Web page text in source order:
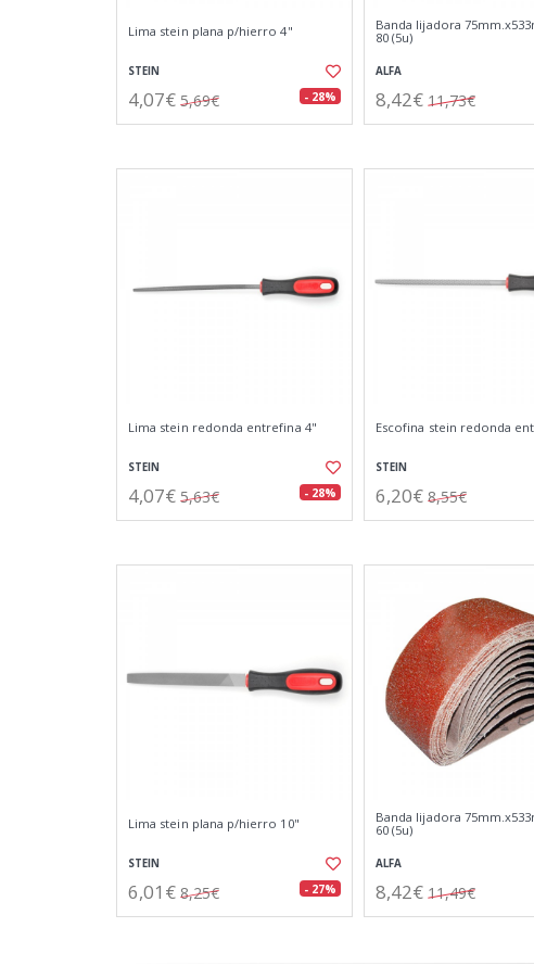
Lima stein plana p/hierro 4"
STEIN
4,07€ 5,69€ - 28%
Banda lijadora
80 (5u)
ALFA
8,42€ 11,73€
Lima stein redonda entrefina 4"
STEIN
4,07€ 5,63€ - 28%
Escofina stein redonda
STEIN
6,20€ 8,55€
Lima stein plana p/hierro 10"
STEIN
6,01€ 8,25€ - 27%
Banda lijadora
60 (5u)
ALFA
8,42€ 11,49€